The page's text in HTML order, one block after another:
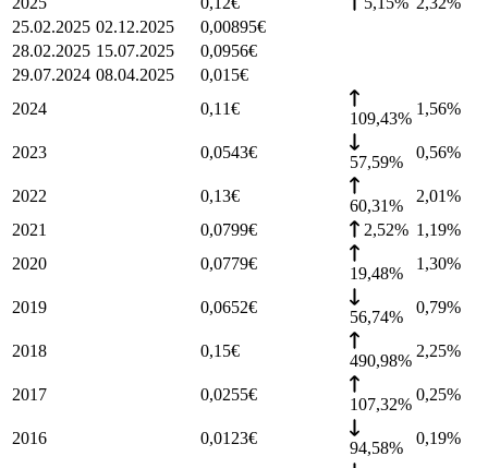
25.02.2025 02.12.2025 0,00895€
28.02.2025 15.07.2025 0,0956€
29.07.2024 08.04.2025 0,015€
2024
0,11€
109,43%
1,56%
2023 0,0543€
57,59%
0,56%
2022 0,13€
60,31%
2,01%
2021
0,0799€ 2,52% 1,19%
2020
0,0779€
19,48%
1,30%
2019 0,0652€
56,74%
0,79%
2018 0,15€
490,98%
2,25%
2017 0,0255€
107,32%
0,25%
2016 0,0123€
94,58%
0,19%